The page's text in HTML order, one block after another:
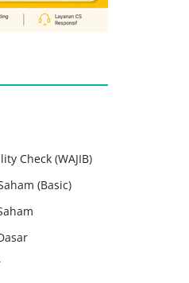
Check (WAJIB)
(Basic)